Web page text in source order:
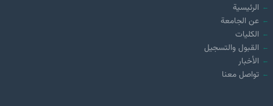
الرئيسية
عن الجامعة
الكليات
القبول والتسجيل
الأخبار
تواصل معنا